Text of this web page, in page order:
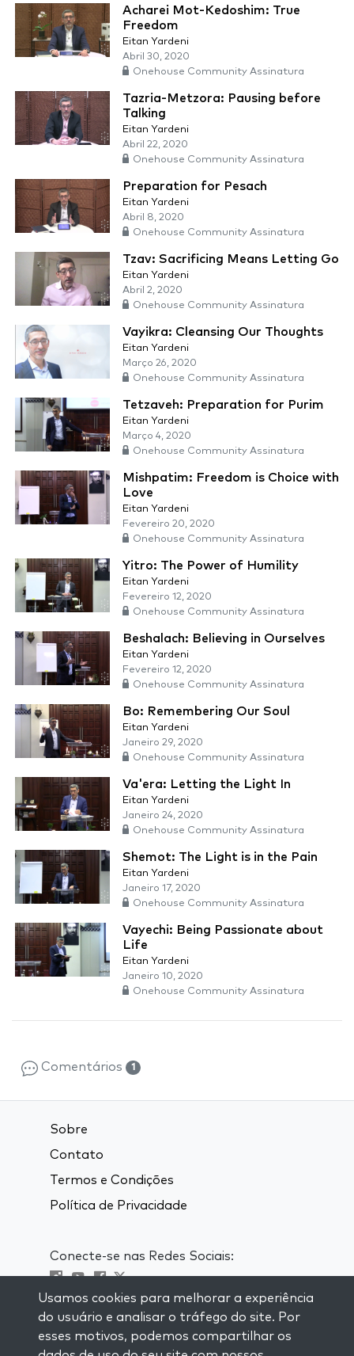
Acharei Mot-Kedoshim: True
Freedom
Eitan Yardeni
Abril 30, 2020
Onehouse Community Assinatura
Tazria-Metzora: Pausing before
Talking
Eitan Yardeni
Abril 22, 2020
Onehouse Community Assinatura
Preparation for Pesach
Eitan Yardeni
Abril 8, 2020
Onehouse Community Assinatura
Tzav: Sacrificing Means Letting Go
Eitan Yardeni
Abril 2, 2020
Onehouse Community Assinatura
Vayikra: Cleansing Our Thoughts
Eitan Yardeni
Março 26, 2020
Onehouse Community Assinatura
Tetzaveh: Preparation for Purim
Eitan Yardeni
Março 4, 2020
Onehouse Community Assinatura
Mishpatim: Freedom is Choice with
Love
Eitan Yardeni
Fevereiro 20, 2020
Onehouse Community Assinatura
Yitro: The Power of Humility
Eitan Yardeni
Fevereiro 12, 2020
Onehouse Community Assinatura
Beshalach: Believing in Ourselves
Eitan Yardeni
Fevereiro 12, 2020
Onehouse Community Assinatura
Bo: Remembering Our Soul
Eitan Yardeni
Janeiro 29, 2020
Onehouse Community Assinatura
Va'era: Letting the Light In
Eitan Yardeni
Janeiro 24, 2020
Onehouse Community Assinatura
Shemot: The Light is in the Pain
Eitan Yardeni
Janeiro 17, 2020
Onehouse Community Assinatura
Vayechi: Being Passionate about
Life
Eitan Yardeni
Janeiro 10, 2020
Onehouse Community Assinatura
Comentários 1
Sobre
Contato
Termos e Condições
Política de Privacidade
Conecte-se nas Redes Sociais:
Visit kabbalah master classes
MANTENHA-SE ATUALIZADO
Usamos cookies para melhorar a experiência
do usuário e analisar o tráfego do site. Por
esses motivos, podemos compartilhar os